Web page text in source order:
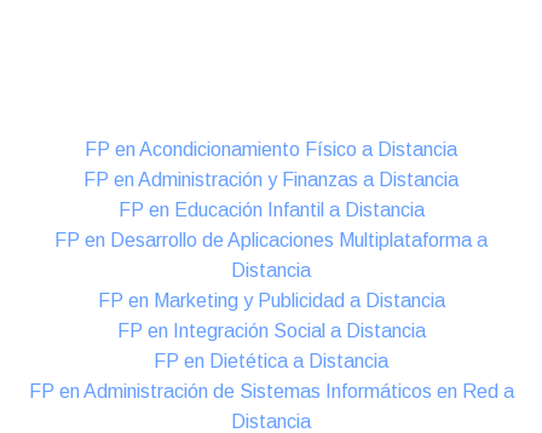
FP en Acondicionamiento Físico a Distancia
FP en Administración y Finanzas a Distancia
FP en Educación Infantil a Distancia
FP en Desarrollo de Aplicaciones Multiplataforma a
Distancia
FP en Marketing y Publicidad a Distancia
FP en Integración Social a Distancia
FP en Dietética a Distancia
FP en Administración de Sistemas Informáticos en Red a
Distancia